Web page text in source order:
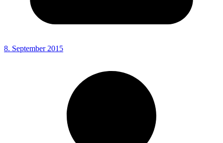
8. September 2015